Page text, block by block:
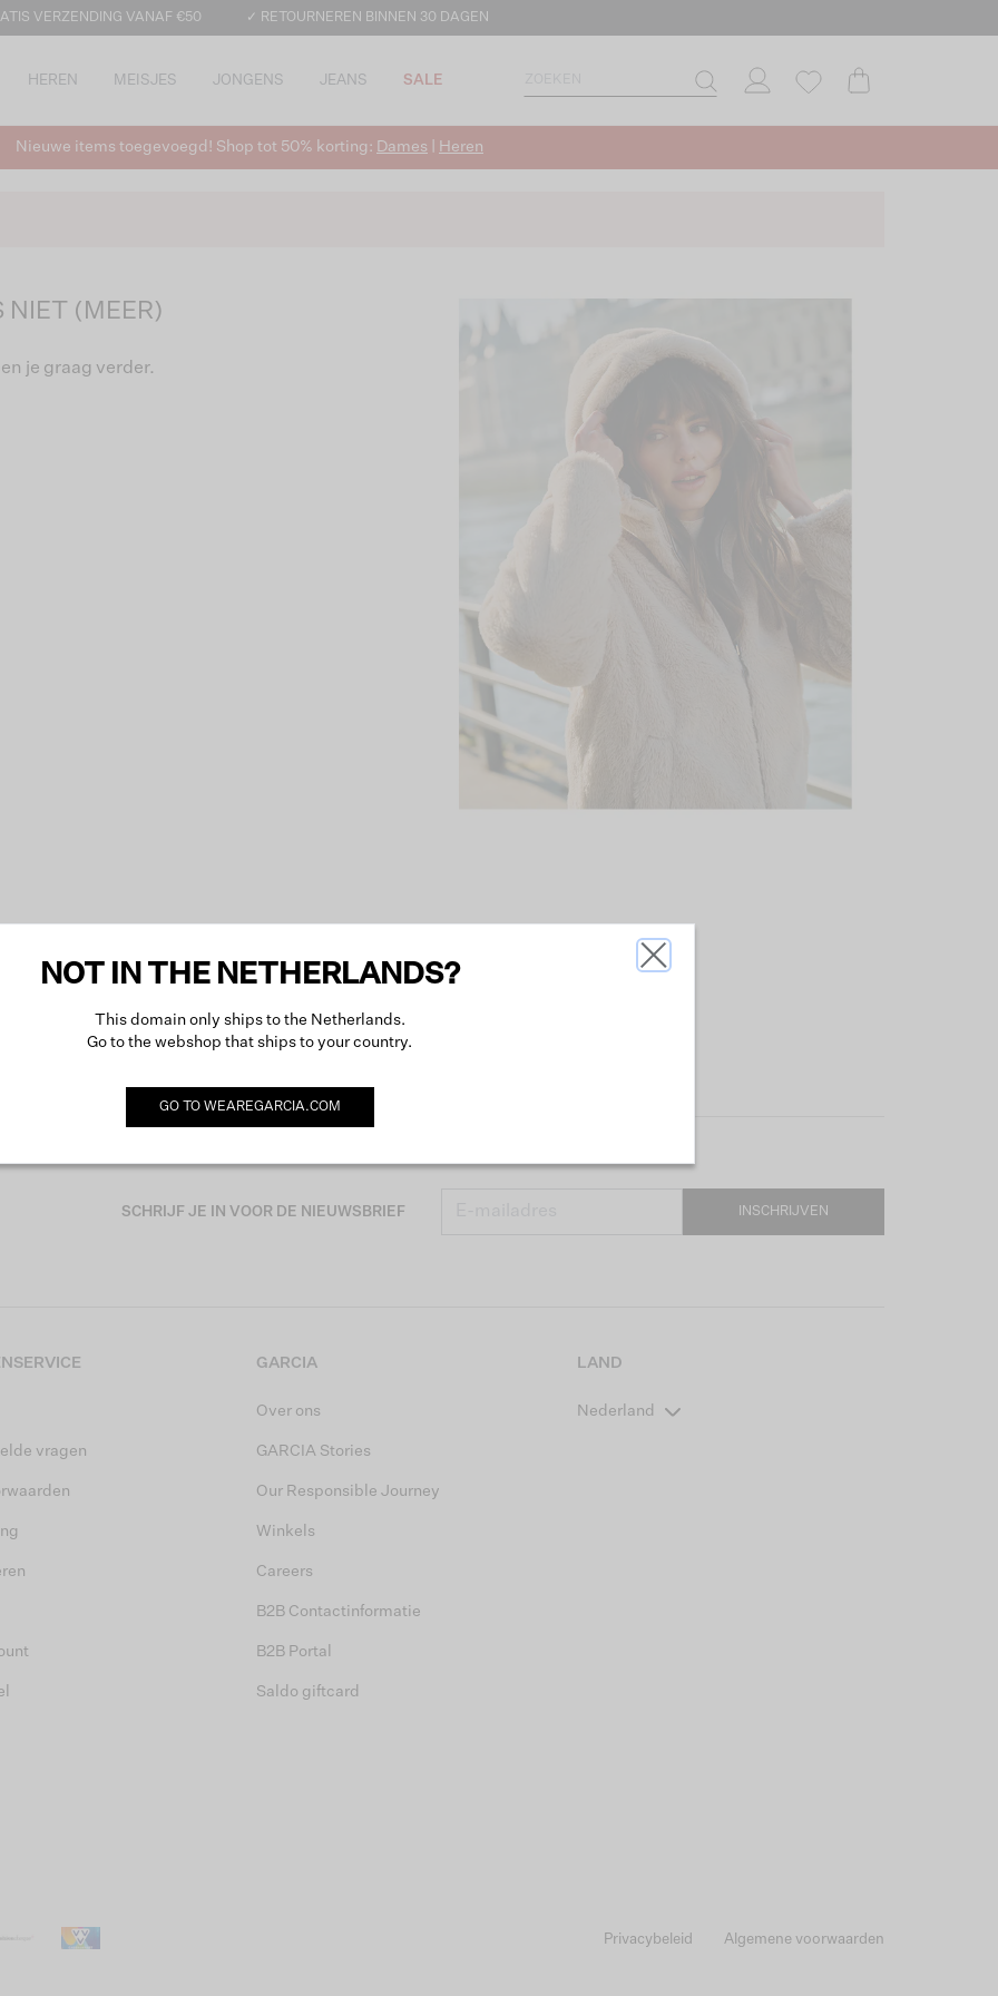
VERZENDING VANAF €50 ✓ RETOURNEREN BINNEN 30 DAGEN
HEREN MEISJES JONGENS JEANS SALE
Nieuwe items toegevoegd! Shop tot 50% korting: Dames Heren
NIET (MEER)
je graag verder.
SCHRIJF JE IN VOOR DE NIEUWSBRIEF INSCHRIJVEN
vragen
GARCIA
Over ons
GARCIA Stories
Our Responsible Journey
Winkels
Careers
B2B Contactinformatie
B2B Portal
Saldo giftcard
LAND
Nederland
Privacybeleid Algemene voorwaarden
NOT IN THE NETHERLANDS?
This domain only ships to the Netherlands.
Go to the webshop that ships to your country.
GO TO WEAREGARCIA.COM